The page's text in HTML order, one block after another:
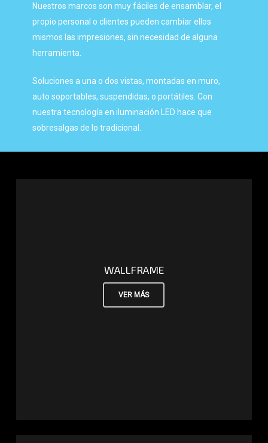
Nuestros marcos son muy fáciles de ensamblar, el
propio personal o clientes pueden cambiar ellos
mismos las impresiones, sin necesidad de alguna
herramienta.
Soluciones a una o dos vistas, montadas en muro,
auto soportables, suspendidas, o portátiles. Con
nuestra tecnología en iluminación LED hace que
sobresalgas de lo tradicional.
WALLFRAME
VER MÁS